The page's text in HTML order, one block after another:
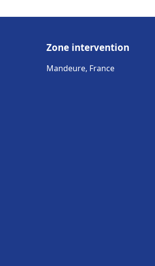
Zone intervention
Mandeure, France